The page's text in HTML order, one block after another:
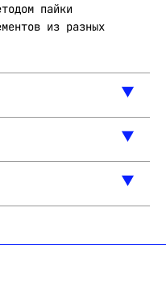
пайки
из разных